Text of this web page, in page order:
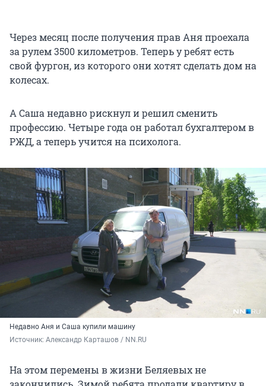
Через месяц после получения прав Аня проехала
за рулем 3500 километров. Теперь у ребят есть
свой фургон, из которого они хотят сделать дом на
колесах.
А Саша недавно рискнул и решил сменить
профессию. Четыре года он работал бухгалтером в
РЖД, а теперь учится на психолога.
Недавно Аня и Саша купили машину
Источник: Александр Карташов / NN.RU
На этом перемены в жизни Беляевых не